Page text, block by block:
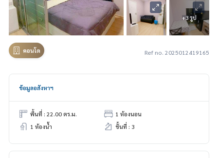
+3 รูป
คอนโด Ref no. 2025012419165
ข้อมูลอสังหาฯ
พื้นที่ : 22.00 ตร.ม.
1 ห้องนอน
1 ห้องน้ำ
ชั้นที่ : 3